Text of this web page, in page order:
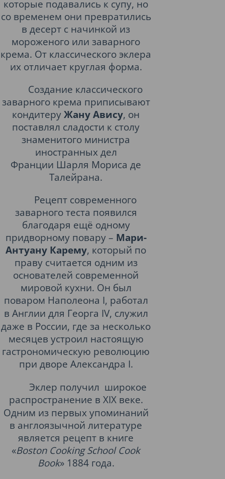
которые подавались к супу, но
со временем они превратились
в десерт с начинкой из
мороженого или заварного
крема. От классического эклера
их отличает круглая форма.
Создание классического
заварного крема приписывают
кондитеру Жану Авису, он
поставлял сладости к столу
знаменитого министра
иностранных дел
Франции Шарля Мориса де
Талейрана.
Рецепт современного
заварного теста появился
благодаря ещё одному
придворному повару – Мари-
Антуану Карему, который по
праву считается одним из
основателей современной
мировой кухни. Он был
поваром Наполеона I, работал
в Англии для Георга IV, служил
даже в России, где за несколько
месяцев устроил настоящую
гастрономическую революцию
при дворе Александра I.
Эклер получил широкое
распространение в XIX веке.
Одним из первых упоминаний
в англоязычной литературе
является рецепт в книге
«Boston Cooking School Cook
Book» 1884 года.